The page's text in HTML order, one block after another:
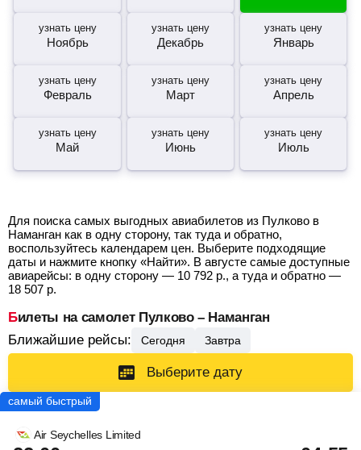
узнать цену
Ноябрь
узнать цену
Декабрь
узнать цену
Январь
узнать цену
Февраль
узнать цену
Март
узнать цену
Апрель
узнать цену
Май
узнать цену
Июнь
узнать цену
Июль
Для поиска самых выгодных авиабилетов из Пулково в
Наманган как в одну сторону, так туда и обратно,
воспользуйтесь календарем цен. Выберите подходящие
даты и нажмите кнопку «Найти». В августе самые доступные
авиарейсы: в одну сторону — 10 792 р., а туда и обратно —
18 507 р.
Билеты на самолет Пулково – Наманган
Ближайшие рейсы:
Сегодня Завтра
Выберите дату
Air Seychelles Limited